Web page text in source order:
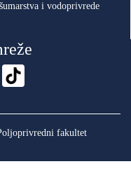
šumarstva i vodoprivrede
fakultet